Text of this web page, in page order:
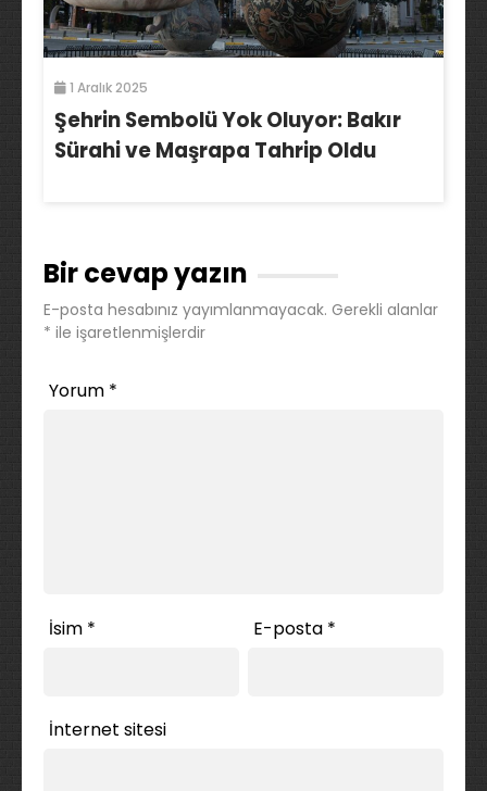
1 Aralık 2025
Şehrin Sembolü Yok Oluyor: Bakır
Sürahi ve Maşrapa Tahrip Oldu
Bir cevap yazın
E-posta hesabınız yayımlanmayacak. Gerekli alanlar
* ile işaretlenmişlerdir
Yorum *
İsim * E-posta *
İnternet sitesi